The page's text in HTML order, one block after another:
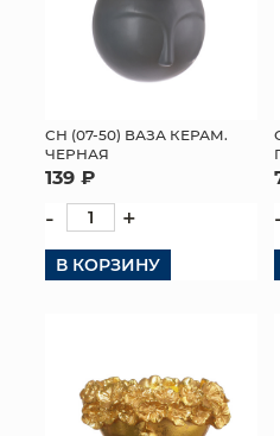
СН (07-50) ВАЗА КЕРАМ.
ЧЕРНАЯ
139 ₽
- +
В КОРЗИНУ